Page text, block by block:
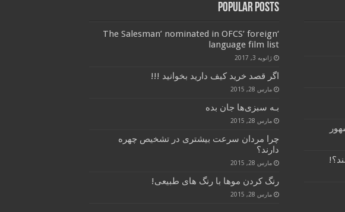
Popular Posts
‘The Salesman’ nominated in OFCS’ foreign
language film list
ژانویه 3, 2017
اگر قصد خرید کیف دارید بخوانید !!!
مارس 28, 2015
بـه سبزی‌ها جان بده
مارس 28, 2015
چرا مردان سرعت بیشتری در تشخیص چهره
دارند؟
مارس 28, 2015
رنگ کردن موها با رنگ های طبیعی!
مارس 28, 2015